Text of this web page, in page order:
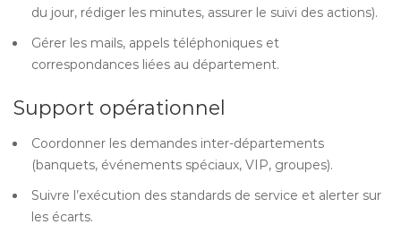
du jour, rédiger les minutes, assurer le suivi des actions).
Gérer les mails, appels téléphoniques et
correspondances liées au département.
Support opérationnel
Coordonner les demandes inter-départements
(banquets, événements spéciaux, VIP, groupes).
Suivre l’exécution des standards de service et alerter sur
les écarts.